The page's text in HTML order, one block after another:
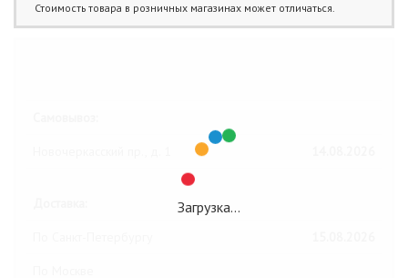
Стоимость товара в розничных магазинах может отличаться.
Загрузка…